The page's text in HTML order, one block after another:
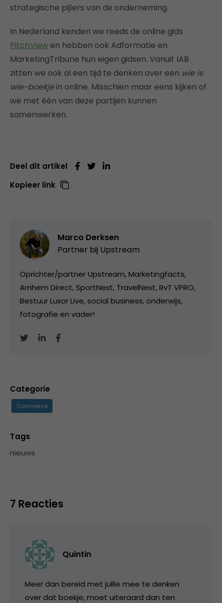
strategische pijlers van de onderneming.
In Nederland kenden we reeds de online gids
PitchView en hebben ook Adformatie en
MarketingTribune hun eigen gidsen. Vanuit IAB
zitten we ook al een tijd te denken over een wie is
wie-boekjein online. Misschien maar eens kijken of
we met één van deze partijen kunnen
samenwerken.
Deel dit artikel
Kopieer link
Marco Derksen
Partner bij Upstream
Oprichter/partner Upstream, Marketingfacts,
Arnhem Direct, SportNext, TravelNext, RvT VPRO,
Bestuur Luxor Live, social business, onderwijs,
fotografie en vader!
Categorie
Commerce
Tags
nieuws
7 Reacties
Quintin
Meer dan bereid met jullie mee te denken
over dat boekje, moet uiteraard dan ten